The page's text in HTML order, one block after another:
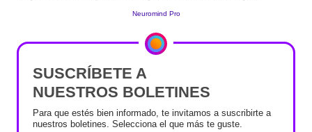
SUSCRÍBETE A
NUESTROS BOLETINES
Para que estés bien informado, te invitamos a suscribirte a
nuestros boletines. Selecciona el que más te guste.